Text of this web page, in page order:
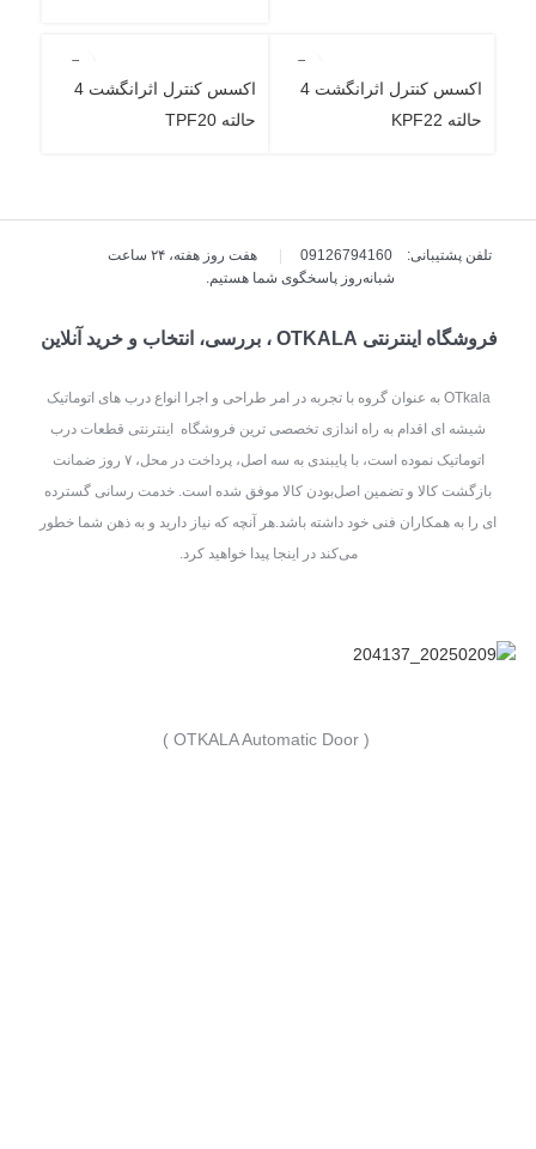
اکسس کنترل اثرانگشت 4
حالته KPF22
اکسس کنترل اثرانگشت 4
حالته TPF20
تلفن پشتیبانی: 09126794160 |
هفت روز هفته، ۲۴ ساعت
شبانه‌روز پاسخگوی شما هستیم.
فروشگاه اینترنتی OTKALA ، بررسی، انتخاب و خرید آنلاین
OTkala به عنوان گروه با تجربه در امر طراحی و اجرا انواع درب های اتوماتیک
شیشه ای اقدام به راه اندازی تخصصی ترین فروشگاه اینترنتی قطعات درب
اتوماتیک نموده است، با پایبندی به سه اصل، پرداخت در محل، ۷ روز ضمانت
بازگشت کالا و تضمین اصل‌بودن کالا موفق شده است. خدمت رسانی گسترده
ای را به همکاران فنی خود داشته باشد.هر آنچه که نیاز دارید و به ذهن شما خطور
می‌کند در اینجا پیدا خواهید کرد.
( OTKALA Automatic Door )